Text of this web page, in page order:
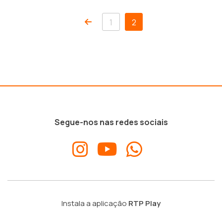
1 2
Segue-nos nas redes sociais
Instala a aplicação RTP Play